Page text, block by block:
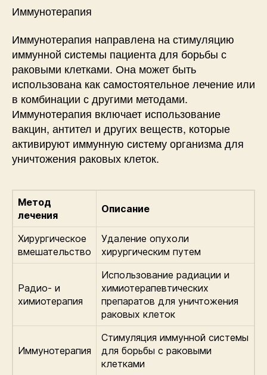
Иммунотерапия
Иммунотерапия направлена на стимуляцию
иммунной системы пациента для борьбы с
раковыми клетками. Она может быть
использована как самостоятельное лечение или
в комбинации с другими методами.
Иммунотерапия включает использование
вакцин, антител и других веществ, которые
активируют иммунную систему организма для
уничтожения раковых клеток.
Метод
лечения
Описание
Хирургическое
вмешательство
Удаление опухоли
хирургическим путем
Радио- и
химиотерапия
Использование радиации и
химиотерапевтических
препаратов для уничтожения
раковых клеток
Иммунотерапия
Стимуляция иммунной системы
для борьбы с раковыми
клетками